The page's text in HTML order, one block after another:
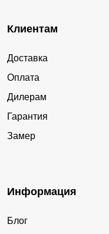
Клиентам
Доставка
Оплата
Дилерам
Гарантия
Замер
Информация
Блог